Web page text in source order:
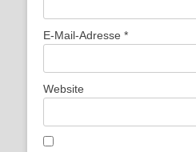
E-Mail-Adresse *
Website